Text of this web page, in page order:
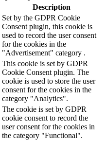
Description
Set by the GDPR Cookie
Consent plugin, this cookie is
used to record the user consent
for the cookies in the
"Advertisement" category .
This cookie is set by GDPR
Cookie Consent plugin. The
cookie is used to store the user
consent for the cookies in the
category "Analytics".
The cookie is set by GDPR
cookie consent to record the
user consent for the cookies in
the category "Functional".